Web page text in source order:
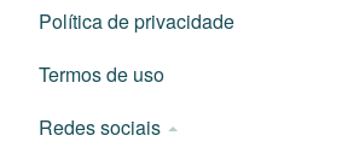
Política de privacidade
Termos de uso
Redes sociais